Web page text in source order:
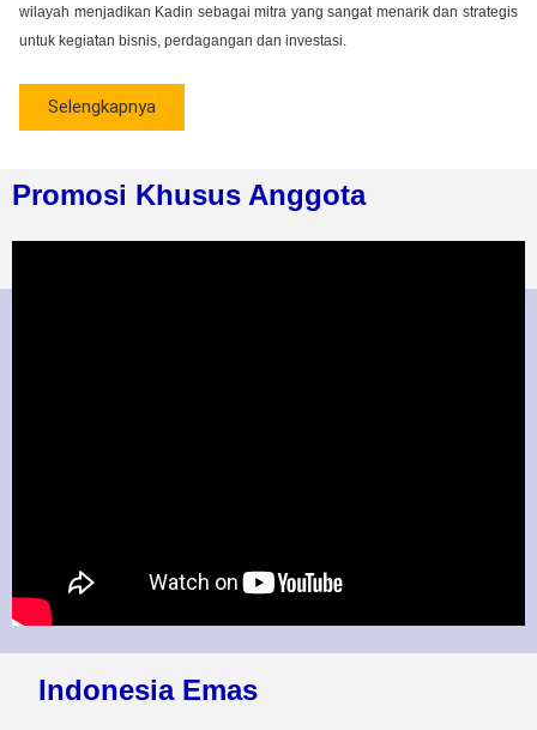
wilayah menjadikan Kadin sebagai mitra yang sangat menarik dan strategis
untuk kegiatan bisnis, perdagangan dan investasi.
Selengkapnya
Promosi Khusus Anggota
Indonesia Emas